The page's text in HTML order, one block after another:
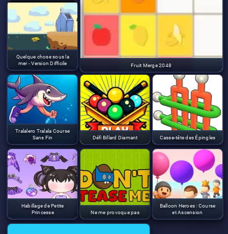
Fruit Merge 2048
Quelque chose sous la
mer - Version Difficile
Tralalero Tralala Course
Sans Fin
Défi Billard Diamant Casse-tête des Épingles
Habillage de Petite
Princesse
Ne me provoque pas
Balloon Heroes : Course
et Ascension